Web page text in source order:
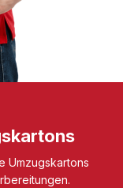
Umzugskartons